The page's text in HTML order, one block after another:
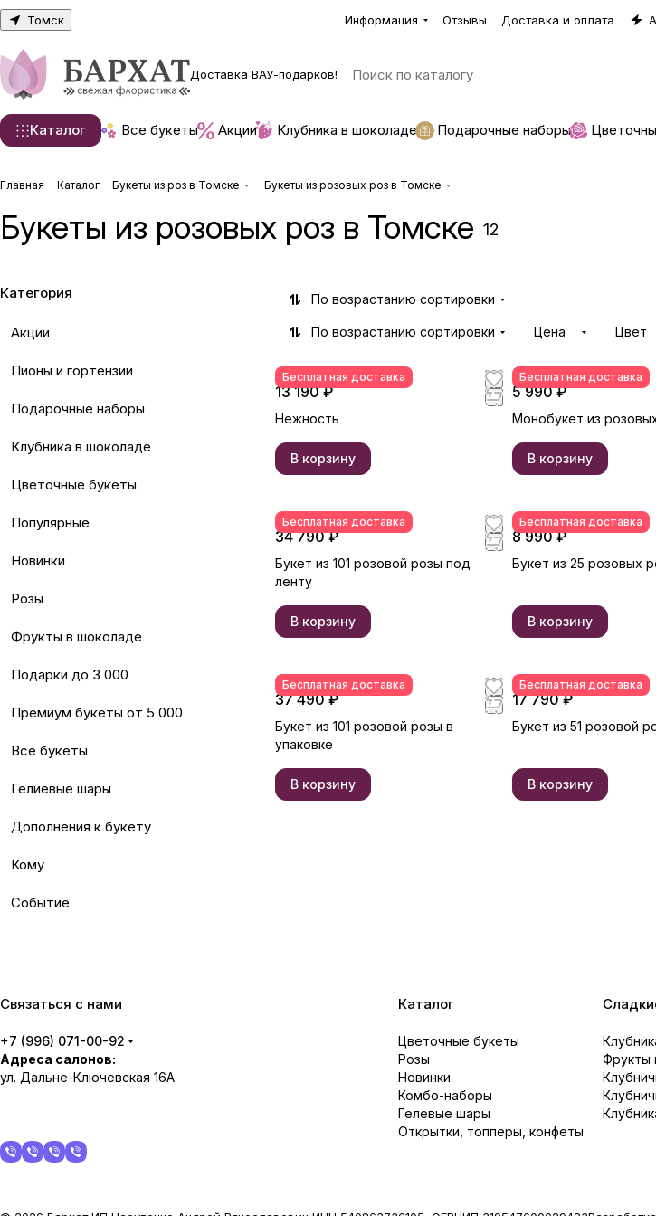
Томск Информация Отзывы Доставка и оплата
Доставка ВАУ-подарков!
Каталог Все букеты Акции Клубника в шоколаде Подарочные наборы
Главная Каталог Букеты из роз в Томске Букеты из розовых роз в Томске
Букеты из розовых роз в Томске 12
По возрастанию сортировки
По возрастанию сортировки Цена Цвет
Бесплатная доставка
13 190 ₽
Нежность
В корзину
Бесплатная доставка
5 990 ₽
Монобукет из
В корзину
Бесплатная доставка
34 790 ₽
Букет из 101 розовой розы под
ленту
В корзину
Бесплатная доставка
8 990 ₽
Букет из 25 розовых
В корзину
Бесплатная доставка
37 490 ₽
Букет из 101 розовой розы в
упаковке
В корзину
Бесплатная доставка
17 790 ₽
Букет из 51 розовой
В корзину
Категория
Акции
Пионы и гортензии
Подарочные наборы
Клубника в шоколаде
Цветочные букеты
Популярные
Новинки
Розы
Фрукты в шоколаде
Подарки до 3 000
Премиум букеты от 5 000
Все букеты
Гелиевые шары
Дополнения к букету
Кому
Событие
Связаться с нами
+7 (996) 071-00-92
Адреса салонов:
ул. Дальне-Ключевская 16А
Каталог
Цветочные букеты
Розы
Новинки
Комбо-наборы
Гелевые шары
Открытки, топперы, конфеты
Фрукты